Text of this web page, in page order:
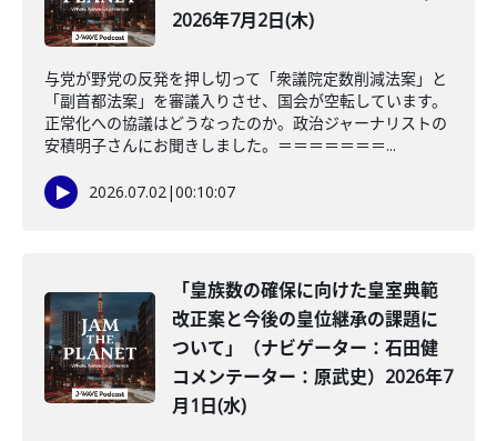
2026年7月2日(木)
与党が野党の反発を押し切って「衆議院定数削減法案」と
「副首都法案」を審議入りさせ、国会が空転しています。
正常化への協議はどうなったのか。政治ジャーナリストの
安積明子さんにお聞きしました。＝＝＝＝＝＝＝...
2026.07.02|00:10:07
「皇族数の確保に向けた皇室典範
改正案と今後の皇位継承の課題に
ついて」（ナビゲーター：石田健
コメンテーター：原武史）2026年7
月1日(水)